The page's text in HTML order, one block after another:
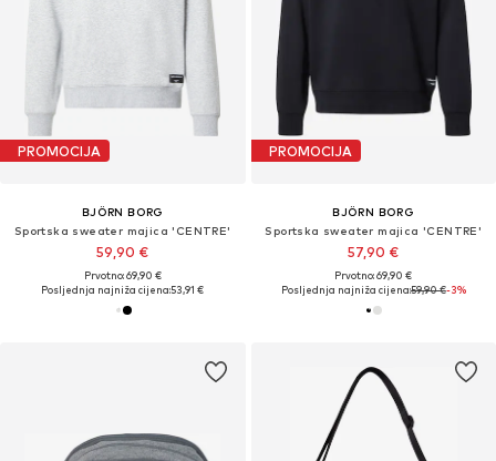
PROMOCIJA
BJÖRN BORG
Sportska sweater majica 'CENTRE'
59,90 €
Prvotno: 69,90 €
Posljednja najniža cijena:53,91 €
PROMOCIJA
BJÖRN BORG
Sportska sweater majica 'CENTRE'
57,90 €
Prvotno: 69,90 €
Posljednja najniža cijena:59,90 €-3%